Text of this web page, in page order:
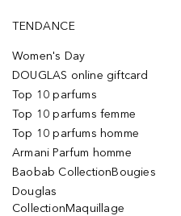
TENDANCE
Women's Day
DOUGLAS online giftcard
Top 10 parfums
Top 10 parfums femme
Top 10 parfums homme
Armani Parfum homme
Baobab CollectionBougies
Douglas
CollectionMaquillage